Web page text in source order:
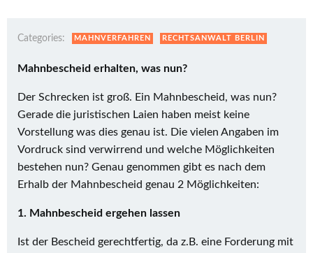
Categories: MAHNVERFAHREN RECHTSANWALT BERLIN
Mahnbescheid erhalten, was nun?
Der Schrecken ist groß. Ein Mahnbescheid, was nun?
Gerade die juristischen Laien haben meist keine
Vorstellung was dies genau ist. Die vielen Angaben im
Vordruck sind verwirrend und welche Möglichkeiten
bestehen nun? Genau genommen gibt es nach dem
Erhalb der Mahnbescheid genau 2 Möglichkeiten:
1. Mahnbescheid ergehen lassen
Ist der Bescheid gerechtfertig, da z.B. eine Forderung mit